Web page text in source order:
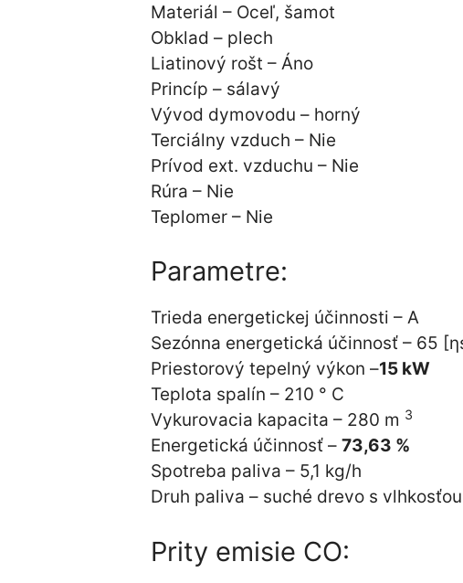
Materiál – Oceľ, šamot
Obklad – plech
Liatinový rošt – Áno
Princíp – sálavý
Vývod dymovodu – horný
Terciálny vzduch – Nie
Prívod ext. vzduchu – Nie
Rúra – Nie
Teplomer – Nie
Parametre:
Trieda energetickej účinnosti – A
Sezónna energetická účinnosť – 65
Priestorový tepelný výkon –15 kW
Teplota spalín – 210 ° C
Vykurovacia kapacita – 280 m 3
Energetická účinnosť – 73,63 %
Spotreba paliva – 5,1 kg/h
Druh paliva – suché drevo s
Prity emisie CO: